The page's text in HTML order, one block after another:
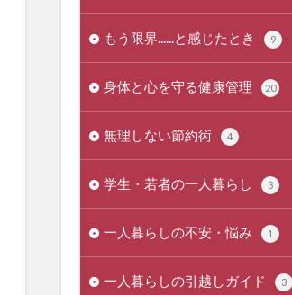
もう限界......と感じたとき 9
身体と心を守る健康管理 20
無理しない節約術 4
学生・若者の一人暮らし 3
一人暮らしの不安・悩み 1
一人暮らしの引越しガイド 3